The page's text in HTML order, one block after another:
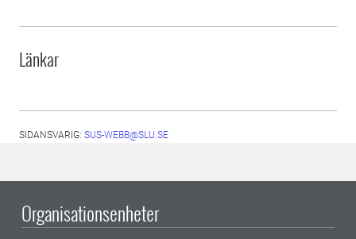
Länkar
SIDANSVARIG: SUS-WEBB@SLU.SE
Organisationsenheter